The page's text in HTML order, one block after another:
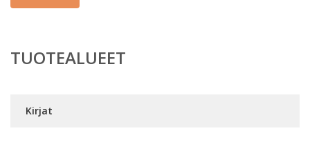
TUOTEALUEET
Kirjat